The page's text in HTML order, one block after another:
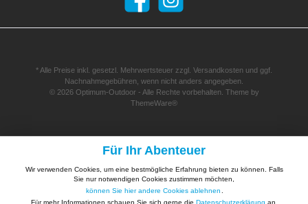
* Alle Preise inkl. gesetzl. Mehrwertsteuer zzgl. Versandkosten und ggf.
Nachnahmegebühren, wenn nicht anders angegeben.
© 2026 Optimum-Outdoor - Alle Rechte vorbehalten. Theme by
ThemeWare®
Für Ihr Abenteuer
Wir verwenden Cookies, um eine bestmögliche Erfahrung bieten zu können. Falls
Sie nur notwendigen Cookies zustimmen möchten,
können Sie hier andere Cookies ablehnen
Für mehr Informationen schauen Sie sich gerne die Datenschutzerklärung an.